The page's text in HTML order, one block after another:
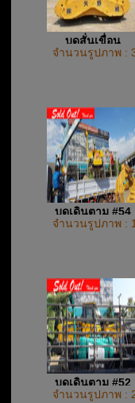
บดสั่นเขื่อน
จำนวนรูปภาพ :
บดเดินตาม #54
จำนวนรูปภาพ :
บดเดินตาม #52
จำนวนรูปภาพ :